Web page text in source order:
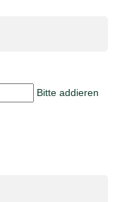
Bitte addieren